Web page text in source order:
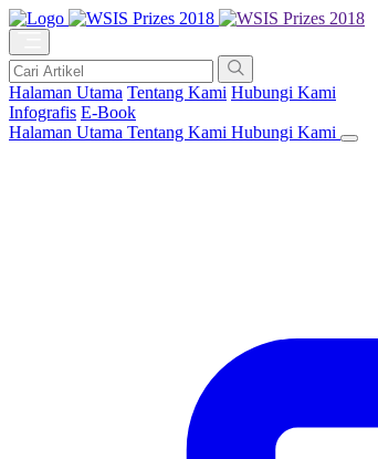
Halaman Utama Tentang Kami Hubungi Kami
Infografis E-Book
Halaman Utama Tentang Kami Hubungi Kami